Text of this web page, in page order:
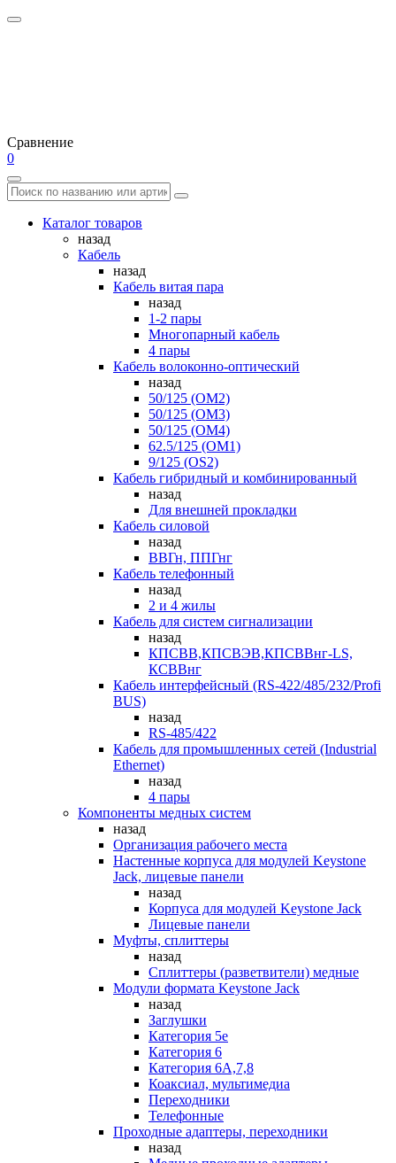
Сравнение
0
Каталог товаров
назад
Кабель
назад
Кабель витая пара
назад
1-2 пары
Многопарный кабель
4 пары
Кабель волоконно-оптический
назад
50/125 (OM2)
50/125 (OM3)
50/125 (OM4)
62.5/125 (OM1)
9/125 (OS2)
Кабель гибридный и комбинированный
назад
Для внешней прокладки
Кабель силовой
назад
ВВГн, ППГнг
Кабель телефонный
назад
2 и 4 жилы
Кабель для систем сигнализации
назад
КПСВВ,КПСВЭВ,КПСВВнг-LS,
КСВВнг
Кабель интерфейсный (RS-422/485/232/Profi
BUS)
назад
RS-485/422
Кабель для промышленных сетей (Industrial
Ethernet)
назад
4 пары
Компоненты медных систем
назад
Организация рабочего места
Настенные корпуса для модулей Keystone
Jack, лицевые панели
назад
Корпуса для модулей Keystone Jack
Лицевые панели
Муфты, сплиттеры
назад
Сплиттеры (разветвители) медные
Модули формата Keystone Jack
назад
Заглушки
Категория 5е
Категория 6
Категория 6А,7,8
Коаксиал, мультимедиа
Переходники
Телефонные
Проходные адаптеры, переходники
назад